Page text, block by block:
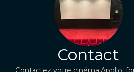
Contact
Contactez votre cinéma Apollo,